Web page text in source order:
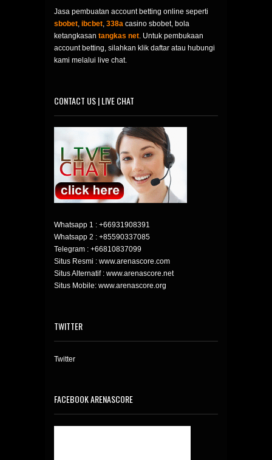
Jasa pembuatan account betting online seperti
sbobet, ibcbet, 338a casino sbobet, bola
ketangkasan tangkas net. Untuk pembukaan
account betting, silahkan klik daftar atau hubungi
kami melalui live chat.
CONTACT US | LIVE CHAT
Whatsapp 1 : +66931908391
Whatsapp 2 : +85590337085
Telegram : +66810837099
Situs Resmi : www.arenascore.com
Situs Alternatif : www.arenascore.net
Situs Mobile: www.arenascore.org
TWITTER
Twitter
FACEBOOK ARENASCORE